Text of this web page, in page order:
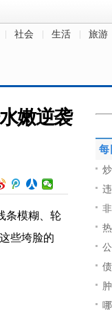
社会 生活 旅游
嫩逆袭
条模糊、轮
些垮脸的
每